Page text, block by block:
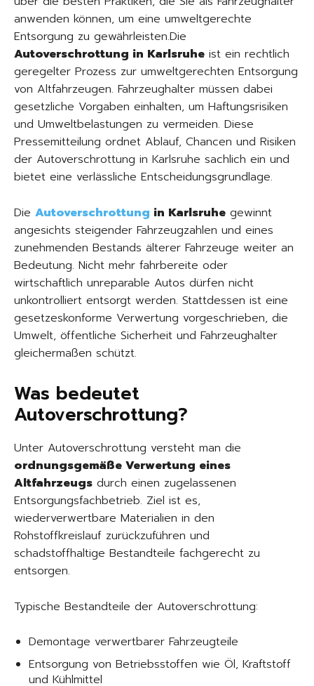
anwenden können, um eine umweltgerechte
Entsorgung zu gewährleisten.Die
Autoverschrottung in Karlsruhe ist ein rechtlich
geregelter Prozess zur umweltgerechten Entsorgung
von Altfahrzeugen. Fahrzeughalter müssen dabei
gesetzliche Vorgaben einhalten, um Haftungsrisiken
und Umweltbelastungen zu vermeiden. Diese
Pressemitteilung ordnet Ablauf, Chancen und Risiken
der Autoverschrottung in Karlsruhe sachlich ein und
bietet eine verlässliche Entscheidungsgrundlage.
Die Autoverschrottung in Karlsruhe gewinnt
angesichts steigender Fahrzeugzahlen und eines
zunehmenden Bestands älterer Fahrzeuge weiter an
Bedeutung. Nicht mehr fahrbereite oder
wirtschaftlich unreparable Autos dürfen nicht
unkontrolliert entsorgt werden. Stattdessen ist eine
gesetzeskonforme Verwertung vorgeschrieben, die
Umwelt, öffentliche Sicherheit und Fahrzeughalter
gleichermaßen schützt.
Was bedeutet
Autoverschrottung?
Unter Autoverschrottung versteht man die
ordnungsgemäße Verwertung eines
Altfahrzeugs durch einen zugelassenen
Entsorgungsfachbetrieb. Ziel ist es,
wiederverwertbare Materialien in den
Rohstoffkreislauf zurückzuführen und
schadstoffhaltige Bestandteile fachgerecht zu
entsorgen.
Typische Bestandteile der Autoverschrottung:
Demontage verwertbarer Fahrzeugteile
Entsorgung von Betriebsstoffen wie Öl, Kraftstoff
und Kühlmittel